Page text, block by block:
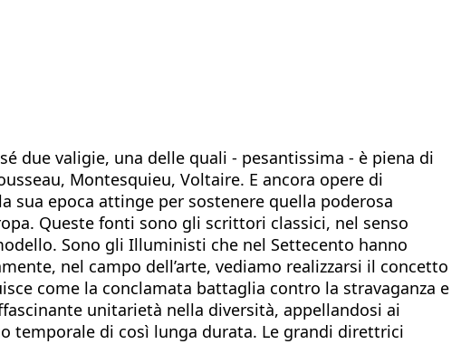
due valigie, una delle quali - pesantissima - è piena di
Montesquieu, Voltaire. E ancora opere di
sua epoca attinge per sostenere quella poderosa
Queste fonti sono gli scrittori classici, nel senso
Sono gli Illuministi che nel Settecento hanno
nel campo dell’arte, vediamo realizzarsi il concetto
come la conclamata battaglia contro la stravaganza e
unitarietà nella diversità, appellandosi ai
temporale di così lunga durata. Le grandi direttrici